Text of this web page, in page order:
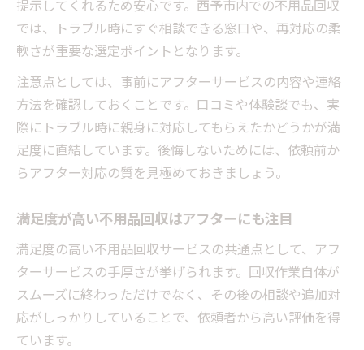
提示してくれるため安心です。西予市内での不用品回収
では、トラブル時にすぐ相談できる窓口や、再対応の柔
軟さが重要な選定ポイントとなります。
注意点としては、事前にアフターサービスの内容や連絡
方法を確認しておくことです。口コミや体験談でも、実
際にトラブル時に親身に対応してもらえたかどうかが満
足度に直結しています。後悔しないためには、依頼前か
らアフター対応の質を見極めておきましょう。
満足度が高い不用品回収はアフターにも注目
満足度の高い不用品回収サービスの共通点として、アフ
ターサービスの手厚さが挙げられます。回収作業自体が
スムーズに終わっただけでなく、その後の相談や追加対
応がしっかりしていることで、依頼者から高い評価を得
ています。